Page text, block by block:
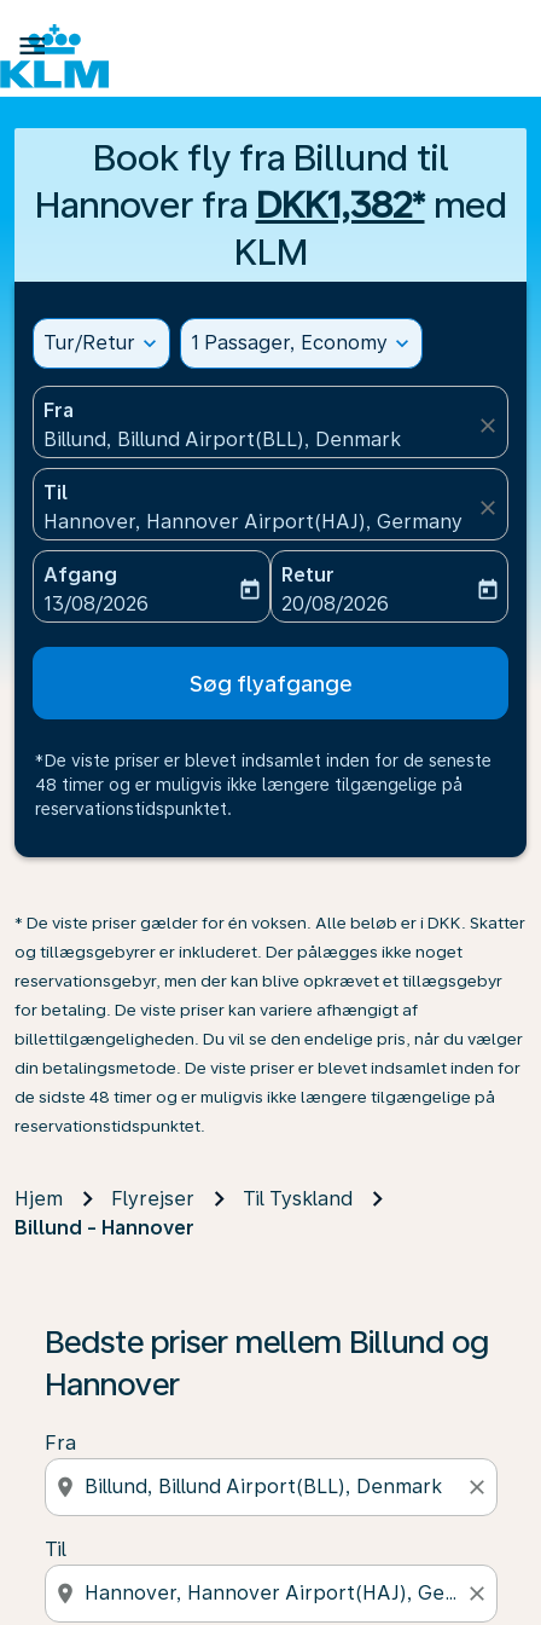

Book fly fra Billund til
Hannover fra DKK1,382*med
KLM
Tur/Retur expand_more 1 Passager, Economy expand_more
Fra
Billund, Billund Airport(BLL), Denmark
close
Til
Hannover, Hannover Airport(HAJ), Germany
close
Afgang
fc-booking-departure-date-aria-label
13/08/2026
today
Retur
fc-booking-return-date-
20/08/2026
today
Søg flyafgange
*De viste priser er blevet indsamlet inden for de seneste
48 timer og er muligvis ikke længere tilgængelige på
reservationstidspunktet.
* De viste priser gælder for én voksen. Alle beløb er i DKK. Skatter
og tillægsgebyrer er inkluderet. Der pålægges ikke noget
reservationsgebyr, men der kan blive opkrævet et tillægsgebyr
for betaling. De viste priser kan variere afhængigt af
billettilgængeligheden. Du vil se den endelige pris, når du vælger
din betalingsmetode. De viste priser er blevet indsamlet inden for
de sidste 48 timer og er muligvis ikke længere tilgængelige på
reservationstidspunktet.
Hjem Flyrejser
Til Tyskland
Billund - Hannover
Bedste priser mellem Billund og
Hannover
Fra
location_on close
Til
location_on close